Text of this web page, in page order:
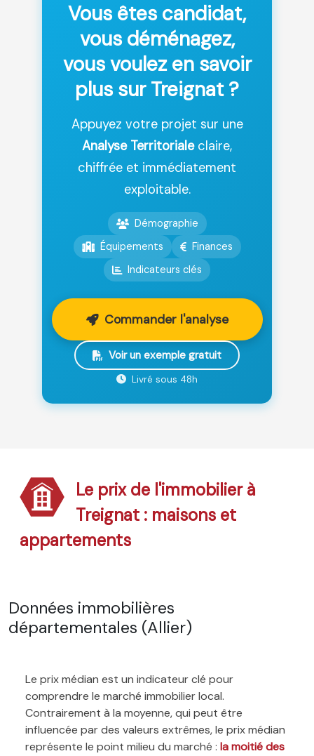
Vous êtes candidat,
vous déménagez,
vous voulez en savoir
plus sur Treignat ?
Appuyez votre projet sur une
Analyse Territorialeclaire,
chiffrée et immédiatement
exploitable.
Démographie
Équipements
Finances
Indicateurs clés
Commander l'analyse
Voir un exemple gratuit
Livré sous 48h
Le prix de l'immobilier à
Treignat : maisons et
appartements
Données immobilières
départementales (Allier)
Le prix médian est un indicateur clé pour
comprendre le marché immobilier local.
Contrairement à la moyenne, qui peut être
influencée par des valeurs extrêmes, le prix médian
représente le point milieu du marché : la moitié des